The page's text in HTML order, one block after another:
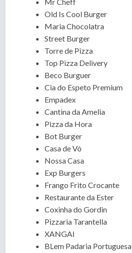
Old Is Cool Burger
Maria Chocolatra
Street Burger
Torre de Pizza
Top Pizza Delivery
Beco Burguer
Cia do Espeto Premium
Empadex
Cantina da Amelia
Pizza da Hora
Bot Burger
Casa de Vó
Nossa Casa
Exp Burgers
Frango Frito Crocante
Restaurante da Ester
Coxinha do Gordin
Pizzaria Tarantella
XANGAI
BLem Padaria Portuguesa